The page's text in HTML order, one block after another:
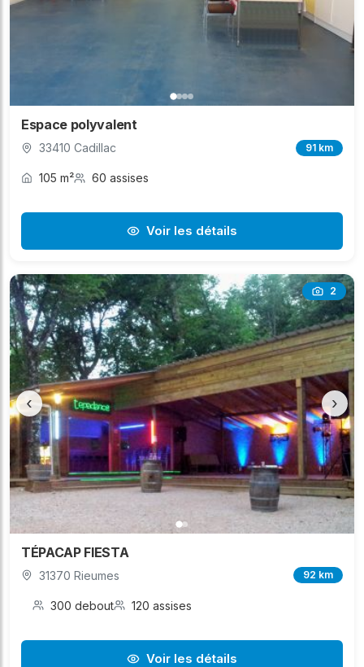
Espace polyvalent
33410 Cadillac 91 km
105 m² 60 assises
Voir les détails
2
‹ ›
TÉPACAP FIESTA
31370 Rieumes 92 km
300 debout 120 assises
Voir les détails